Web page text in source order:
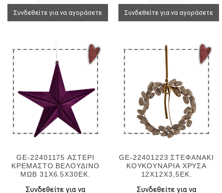
Συνδεθείτε για να αγοράσετε Συνδεθείτε για να αγοράσετε
GE-22401175 ΑΣΤΕΡΙ
ΚΡΕΜΑΣΤΟ ΒΕΛΟΥΔΙΝΟ
ΜΩΒ 31X6.5X30EK.
Συνδεθείτε για να
GE-22401223 ΣΤΕΦΑΝΑΚΙ
ΚΟΥΚΟΥΝΑΡΙΑ ΧΡΥΣΑ
12Χ12Χ3,5ΕΚ.
Συνδεθείτε για να